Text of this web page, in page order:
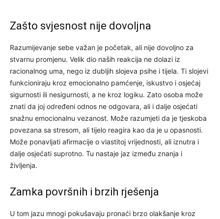
Zašto svjesnost nije dovoljna
Razumijevanje sebe važan je početak, ali nije dovoljno za
stvarnu promjenu. Velik dio naših reakcija ne dolazi iz
racionalnog uma, nego iz dubljih slojeva psihe i tijela. Ti slojevi
funkcioniraju kroz emocionalno pamćenje, iskustvo i osjećaj
sigurnosti ili nesigurnosti, a ne kroz logiku. Zato osoba može
znati da joj određeni odnos ne odgovara, ali i dalje osjećati
snažnu emocionalnu vezanost. Može razumjeti da je tjeskoba
povezana sa stresom, ali tijelo reagira kao da je u opasnosti.
Može ponavljati afirmacije o vlastitoj vrijednosti, ali iznutra i
dalje osjećati suprotno. Tu nastaje jaz između znanja i
življenja.
Zamka površnih i brzih rješenja
U tom jazu mnogi pokušavaju pronaći brzo olakšanje kroz